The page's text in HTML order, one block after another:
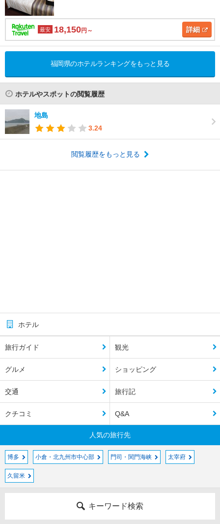
最安 18,150円～ 詳細
福岡県のホテルランキングをもっと見る
ホテルやスポットの閲覧履歴
地島
3.24
閲覧履歴をもっと見る
ホテル
旅行ガイド 観光
グルメ ショッピング
交通 旅行記
クチコミ Q&A
人気の旅行先
博多 小倉・北九州市中心部 門司・関門海峡 太宰府
久留米
キーワード検索